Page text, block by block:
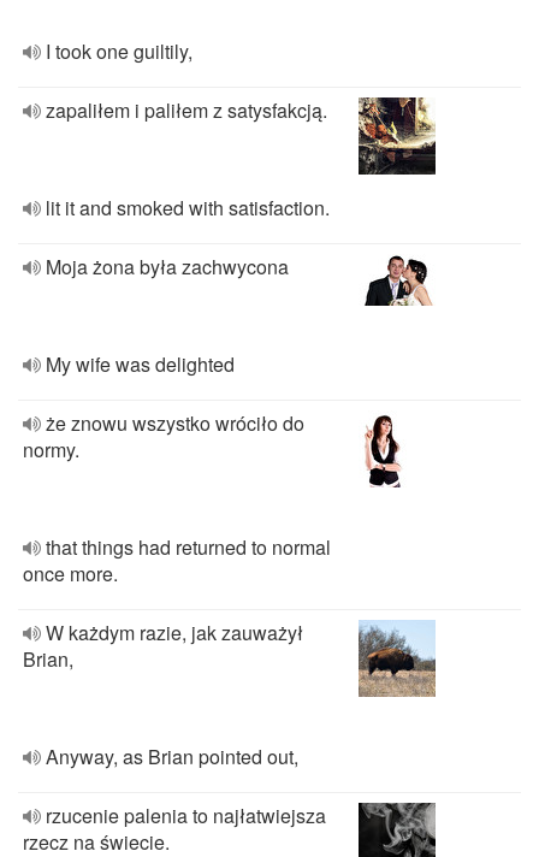
I took one guiltily,
zapaliłem i paliłem z satysfakcją.
lit it and smoked with satisfaction.
Moja żona była zachwycona
My wife was delighted
że znowu wszystko wróciło do
normy.
that things had returned to normal
once more.
W każdym razie, jak zauważył
Brian,
Anyway, as Brian pointed out,
rzucenie palenia to najłatwiejsza
rzecz na świecie.